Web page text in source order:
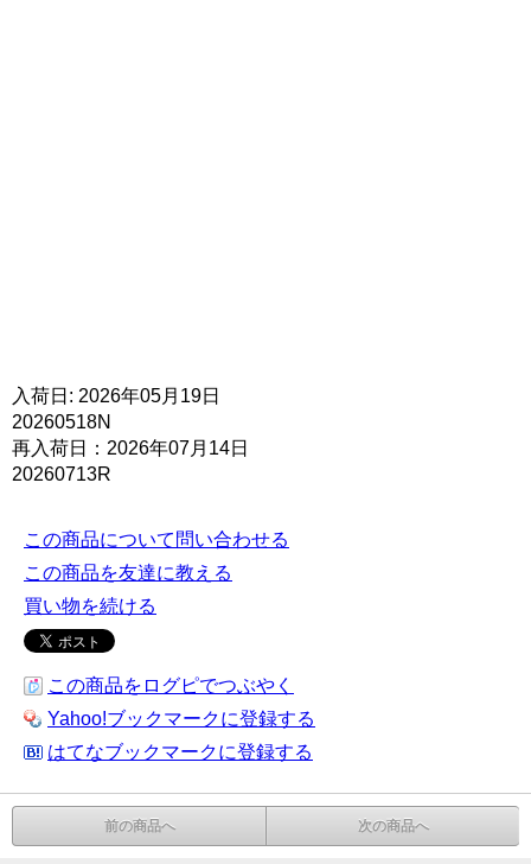
入荷日: 2026年05月19日
20260518N
再入荷日：2026年07月14日
20260713R
この商品について問い合わせる
この商品を友達に教える
買い物を続ける
この商品をログピでつぶやく
Yahoo!ブックマークに登録する
はてなブックマークに登録する
前の商品へ 次の商品へ